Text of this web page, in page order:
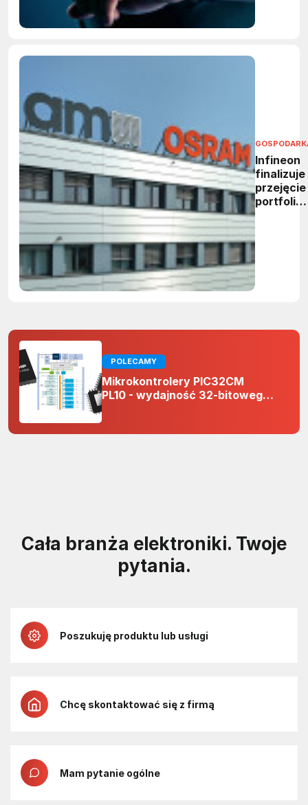
Infineon
finalizuje
przejęcie
portfolio
POLECAMY
Mikrokontrolery PIC32CM
PL10 - wydajność 32-bitowego
projektach 5 V
Cała branża elektroniki. Twoje
pytania.
Poszukuję produktu lub usługi
Chcę skontaktować się z firmą
Mam pytanie ogólne